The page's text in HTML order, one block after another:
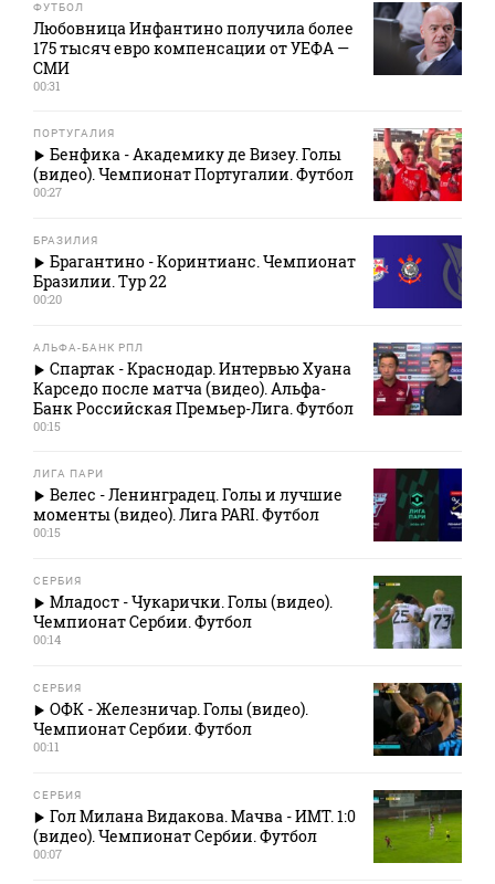
ФУТБОЛ
Любовница Инфантино получила более
175 тысяч евро компенсации от УЕФА —
СМИ
00:31
ПОРТУГАЛИЯ
Бенфика - Академику де Визеу. Голы
(видео). Чемпионат Португалии. Футбол
00:27
БРАЗИЛИЯ
Брагантино - Коринтианс. Чемпионат
Бразилии. Тур 22
00:20
АЛЬФА-БАНК РПЛ
Спартак - Краснодар. Интервью Хуана
Карседо после матча (видео). Альфа-
Банк Российская Премьер-Лига. Футбол
00:15
ЛИГА ПАРИ
Велес - Ленинградец. Голы и лучшие
моменты (видео). Лига PARI. Футбол
00:15
СЕРБИЯ
Младост - Чукарички. Голы (видео).
Чемпионат Сербии. Футбол
00:14
СЕРБИЯ
ОФК - Железничар. Голы (видео).
Чемпионат Сербии. Футбол
00:11
СЕРБИЯ
Гол Милана Видакова. Мачва - ИМТ. 1:0
(видео). Чемпионат Сербии. Футбол
00:07